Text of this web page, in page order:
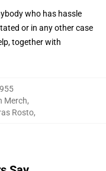
who has hassle
or in any other case
together with
Merch,
Rosto,